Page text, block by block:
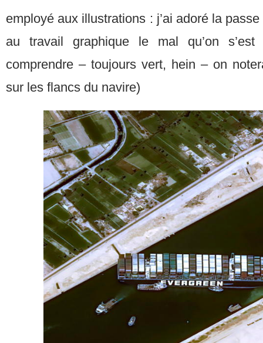
employé aux illustrations : j’ai adoré la
au travail graphique le mal qu’on
comprendre – toujours vert, hein – on
sur les flancs du navire)